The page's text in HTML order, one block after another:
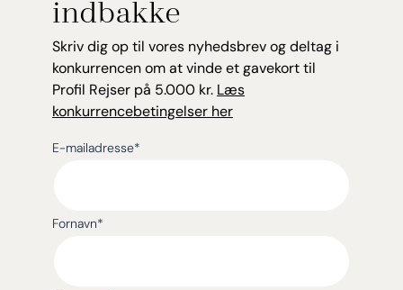
indbakke
Skriv dig op til vores nyhedsbrev og deltag i
konkurrencen om at vinde et gavekort til
Profil Rejser på 5.000 kr. Læs
konkurrencebetingelser her
E-mailadresse*
Fornavn*